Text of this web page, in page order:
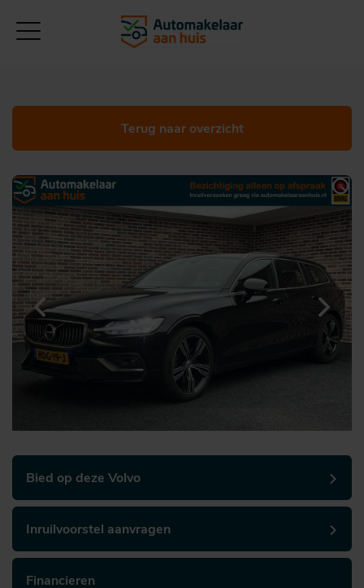
Terug naar overzicht
Bied op deze Volvo
Inruilvoorstel aanvragen
Financieren